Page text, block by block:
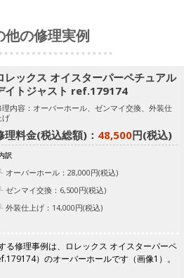
他の修理実例
レックス オイスターパーペチュアル
イトジャスト ref.179174
理内容：オーバーホール、ゼンマイ交換、外装仕
げ
理料金(税込総額)： 48,500円(税込)
訳
オーバーホール：28,000円(税込)
ゼンマイ交換：6,500円(税込)
外装仕上げ：14,000円(税込)
る修理事例は、ロレックス オイスターパーペ
）のオーバーホールです（画像1）。